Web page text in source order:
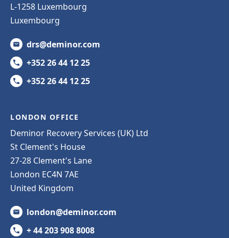
L-1258 Luxembourg
Luxembourg
drs@deminor.com
+352 26 44 12 25
+352 26 44 12 25
LONDON OFFICE
Deminor Recovery Services (UK) Ltd
St Clement's House
27-28 Clement's Lane
London EC4N 7AE
United Kingdom
london@deminor.com
+ 44 203 908 8008